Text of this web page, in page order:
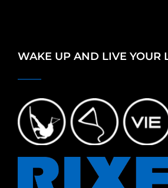
WAKE UP AND LIVE YOUR